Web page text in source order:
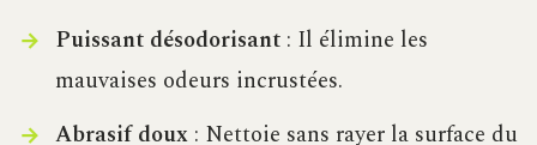
Puissant désodorisant: Il élimine les
mauvaises odeurs incrustées.
Abrasif doux: Nettoie sans rayer la surface du